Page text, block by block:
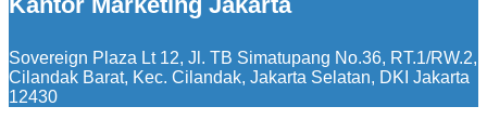
Sovereign Plaza Lt 12, Jl. TB Simatupang No.36, RT.1/RW.2,
Cilandak Barat, Kec. Cilandak, Jakarta Selatan, DKI Jakarta
12430